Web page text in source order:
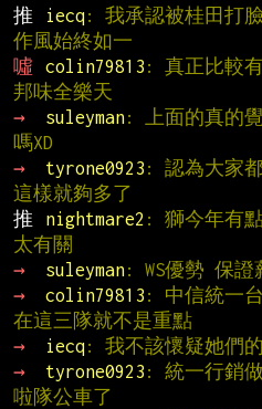
推
iecq: 我承認被桂田打
作風始終如一
噓
colin79813 : 真正比較
邦味全樂天
→
suleyman: 上面的真的
嗎XD
→
tyrone0923 : 認為大家
這樣就夠多了
推
nightmare2 : 獅今年有
太有關
→
suleyman: WS優勢 保證
→
colin79813 : 中信統一
在這三隊就不是重點
→
iecq: 我不該懷疑她們
→
tyrone0923 : 統一行銷
啦隊公車了